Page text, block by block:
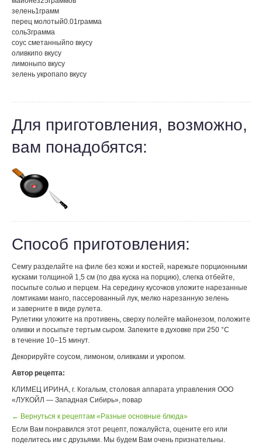
зелень1грамм
перец молотый0.01грамма
соль3грамма
соус сметанныйпо вкусу
оливкипо вкусу
лимоныпо вкусу
зелень укропапо вкусу
Для приготовления, возможно,
вам понадобятся:
Способ приготовления:
Семгу разделайте на филе без кожи и костей, нарежьте порционными
кусками толщиной 1,5 см (по два куска на порцию), слегка отбейте,
посыпьте солью и перцем. На середину кусочков уложите нарезанные
ломтиками манго, пассерованный лук, мелко нарезанную зелень
и заверните в виде рулета.
Рулетики уложите на противень, сверху полейте майонезом, положите
оливки и посыпьте тертым сыром. Запеките в духовке при 250 °С
в течение 10–15 минут.
Декорируйте соусом, лимоном, оливками и укропом.
Автор рецепта:
КЛИМЕЦ ИРИНА, г. Когалым, столовая аппарата управления ООО
«ЛУКОЙЛ — Западная Сибирь», повар
← Вернуться к рецептам «Разные основные блюда»
Если Вам понравился этот рецепт, пожалуйста, оцените его или
поделитесь им с друзьями. Мы будем Вам очень признательны.